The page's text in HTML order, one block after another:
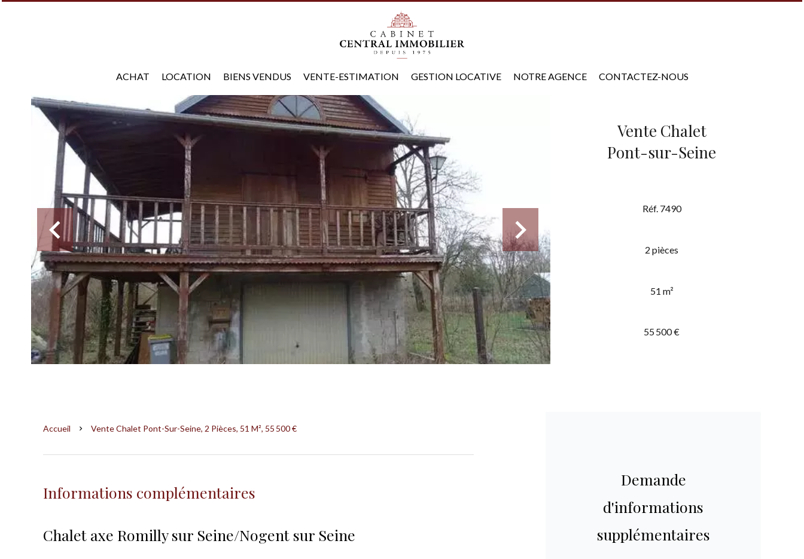
ACHAT LOCATION BIENS VENDUS VENTE-ESTIMATION GESTION LOCATIVE NOTRE AGENCE CONTACTEZ-NOUS
Vente Chalet
Pont-sur-Seine
Réf. 7490
2 pièces
51 m²
55 500 €
Accueil Vente Chalet Pont-Sur-Seine, 2 Pièces, 51 M², 55 500 €
Informations complémentaires
Chalet axe Romilly sur Seine/Nogent sur Seine
Demande
d'informations
supplémentaires